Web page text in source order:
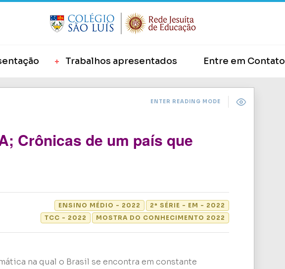
Trabalhos apresentados Entre em Contato
ENTER READING MODE
Crônicas de um país que
2ª SÉRIE - EM - 2022
ENSINO MÉDIO - 2022
MOSTRA DO CONHECIMENTO 2022
TCC - 2022
na qual o Brasil se encontra em constante